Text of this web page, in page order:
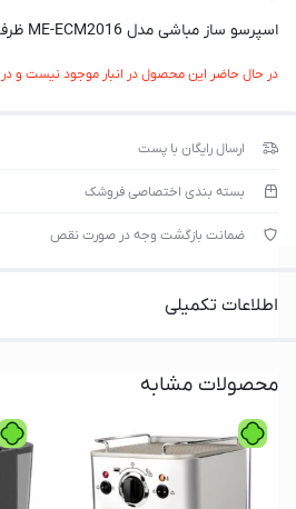
اسپرسو ساز مباشی مدل ME-ECM2016 ظرفیت ۱.۱ لیتر با فیلتر دایمی
در حال حاضر این محصول در انبار موجود نیست و
ارسال رایگان با پست
بسته بندی اختصاصی فروشک
ضمانت بازگشت وجه در صورت نقص
اطلاعات تکمیلی
محصولات مشابه